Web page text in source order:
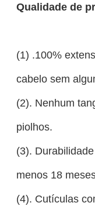
Qualidade de
(1) .100%
cabelo sem
(2). Nenhum
piolhos.
(3).
menos 18
(4). Cutículas